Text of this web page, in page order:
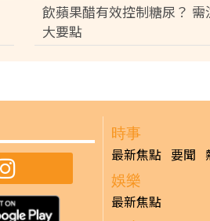
飲蘋果醋有效控制糖尿？ 需
大要點
萊頓